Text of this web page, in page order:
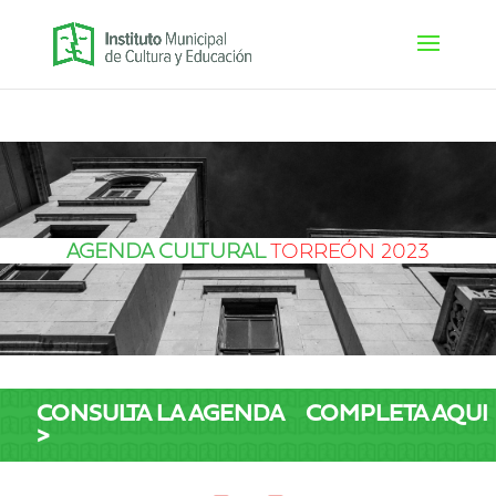
AGENDA CULTURALTORREÓN 2023
CONSULTA LA AGENDA COMPLETA AQUI
>